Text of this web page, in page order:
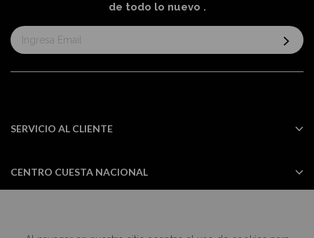
de todo lo nuevo .
Suscríbase
al
informativo:
SERVICIO AL CLIENTE
CENTRO CUESTA NACIONAL